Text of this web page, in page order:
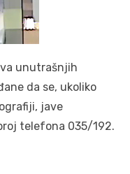
unutrašnjih
da se, ukoliko
jave
telefona 035/192.